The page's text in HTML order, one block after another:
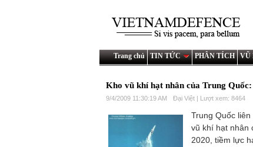
Trang chủ TIN TỨC PHÂN TÍCH VŨ
Kho vũ khí hạt nhân của Trung
9/4/2009 11:30:19 AM Đại Việt | Lượt xem: 8464
Trung Quốc
vũ khí hạt nhân
2020, tiềm lực